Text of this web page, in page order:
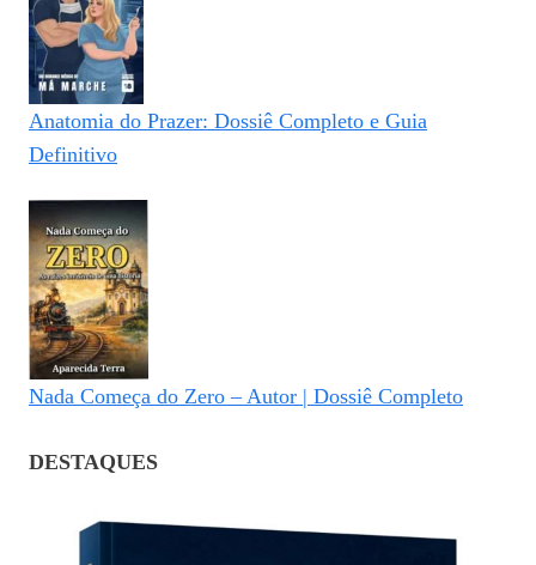
Anatomia do Prazer: Dossiê Completo e Guia
Definitivo
Nada Começa do Zero – Autor | Dossiê Completo
DESTAQUES